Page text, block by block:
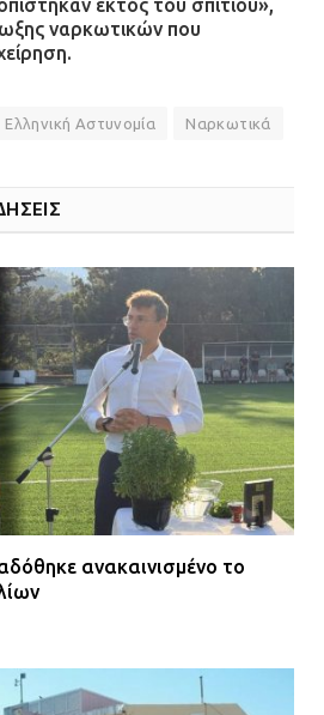
εκτός του σπιτιού»,
ναρκωτικών που
Ελληνική Αστυνομία Ναρκωτικά
ανακαινισμένο το